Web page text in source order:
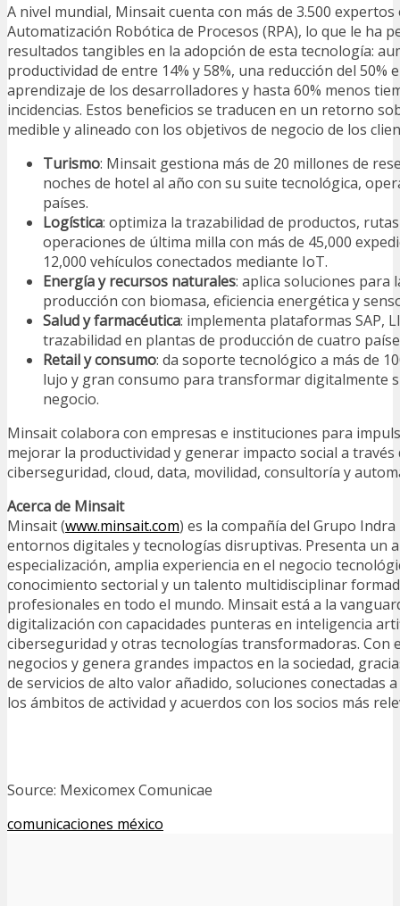
A nivel mundial, Minsait cuenta con más de 3.500 expertos
Automatización Robótica de Procesos (RPA), lo que le ha
resultados tangibles en la adopción de esta tecnología:
productividad de entre 14% y 58%, una reducción del 50%
aprendizaje de los desarrolladores y hasta 60% menos
incidencias. Estos beneficios se traducen en un retorno
medible y alineado con los objetivos de negocio de los
Turismo: Minsait gestiona más de 20 millones de
noches de hotel al año con su suite tecnológica,
países.
Logística: optimiza la trazabilidad de productos,
operaciones de última milla con más de 45,000
12,000 vehículos conectados mediante IoT.
Energía y recursos naturales: aplica soluciones para
producción con biomasa, eficiencia energética y
Salud y farmacéutica: implementa plataformas SAP,
trazabilidad en plantas de producción de cuatro
Retail y consumo: da soporte tecnológico a más de
lujo y gran consumo para transformar digitalmente
negocio.
Minsait colabora con empresas e instituciones para
mejorar la productividad y generar impacto social a través
ciberseguridad, cloud, data, movilidad, consultoría y
Acerca de Minsait
Minsait (www.minsait.com) es la compañía del Grupo
entornos digitales y tecnologías disruptivas. Presenta un
especialización, amplia experiencia en el negocio
conocimiento sectorial y un talento multidisciplinar
profesionales en todo el mundo. Minsait está a la
digitalización con capacidades punteras en inteligencia
ciberseguridad y otras tecnologías transformadoras. Con
negocios y genera grandes impactos en la sociedad,
de servicios de alto valor añadido, soluciones conectadas
los ámbitos de actividad y acuerdos con los socios más
Source: Mexicomex Comunicae
comunicaciones méxico